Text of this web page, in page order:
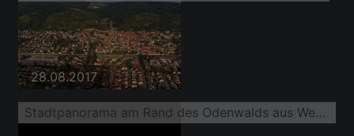
28.08.2017
Stadtpanorama am Rand des Odenwalds aus Westen